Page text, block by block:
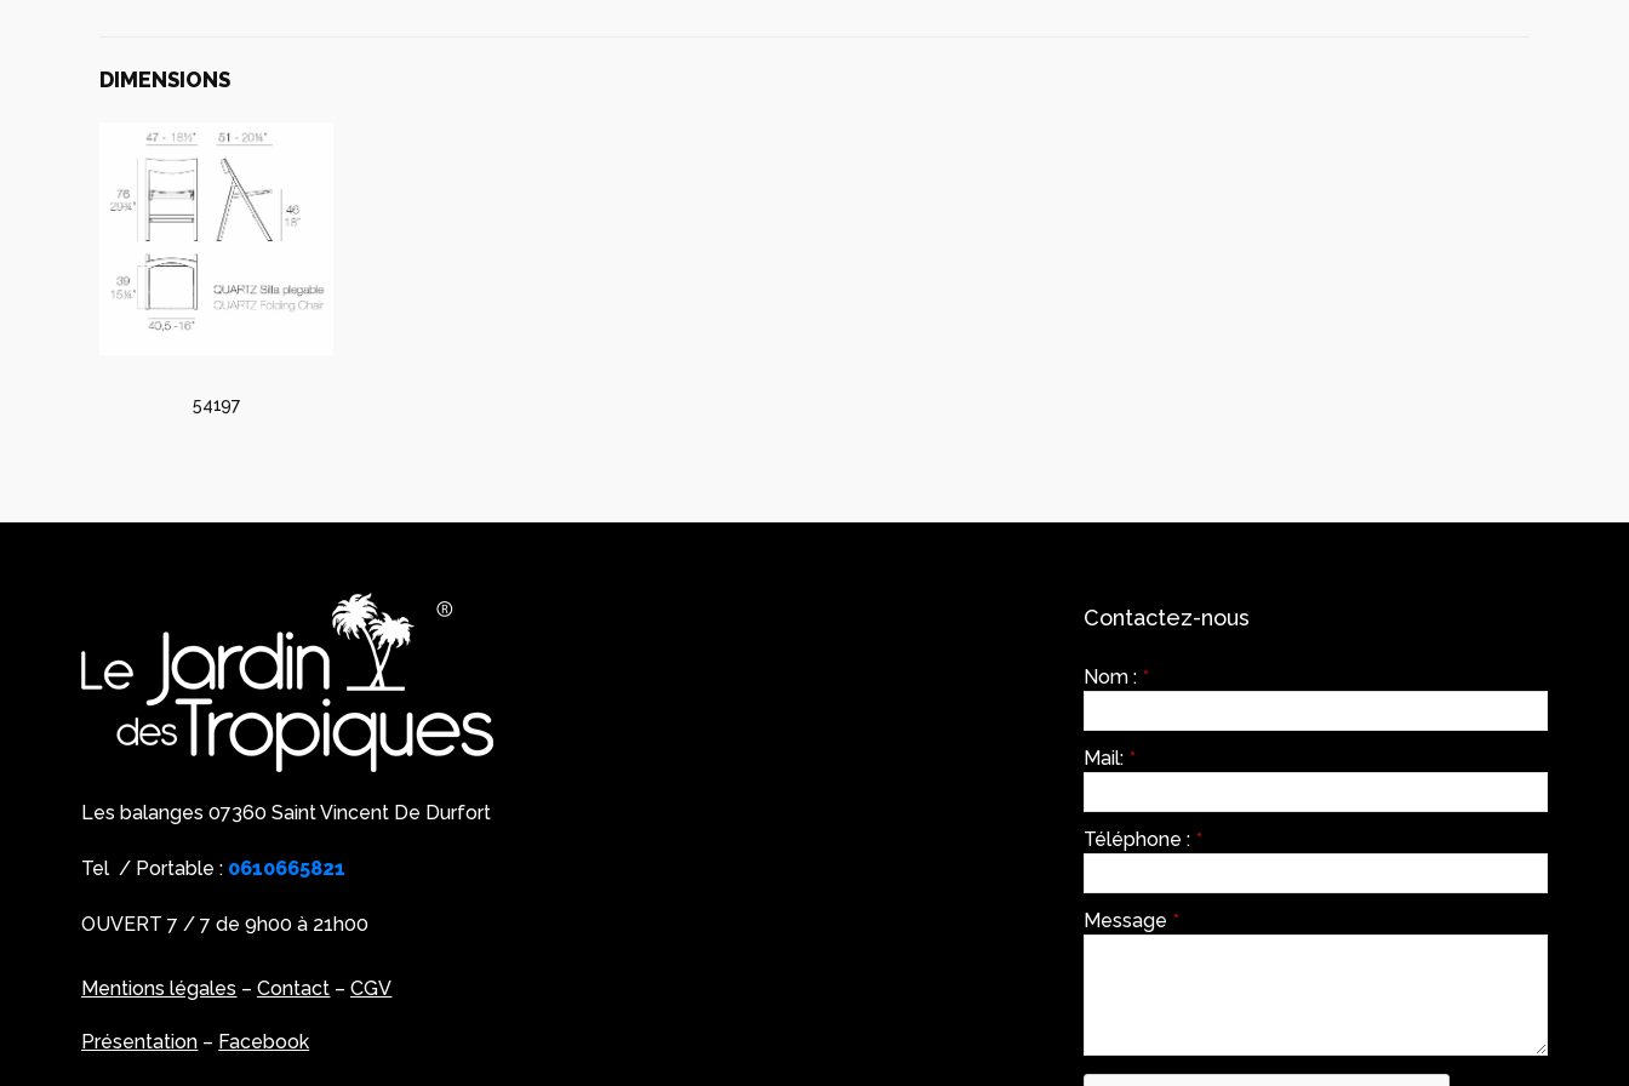
DIMENSIONS
54197
Les balanges 07360 Saint Vincent De Durfort
Tel / Portable : 0610665821
OUVERT 7 / 7 de 9h00 à 21h00
Mentions légales –Contact –CGV
Présentation – Facebook
Contactez-nous
Nom : *
Mail: *
Téléphone : *
Message *